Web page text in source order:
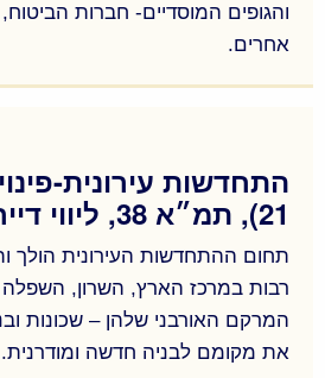
והגופים המוסדיים- חברות
אחרים.
הנדסית, מצב ההכנסות
מול הביצוע בפועל וכו'); לשותפי
חברות גדולות (לאחרונה-
החברה להשבחת מבנים, שכטר
אמות ועוד), יזמים, פרטיים,
עובד בתחום זה עם לקוחות בנקים
והגופים המוסדיים- חברות הביטוח,
אחרים.
התחדשות עירונית-
21), תמ״א 38, ליווי דיירים
תחום ההתחדשות העירונית הולך
רבות במרכז הארץ, השרון, השפלה
המרקם האורבני שלהן – שכונות
את מקומם לבניה חדשה ומודרנית.